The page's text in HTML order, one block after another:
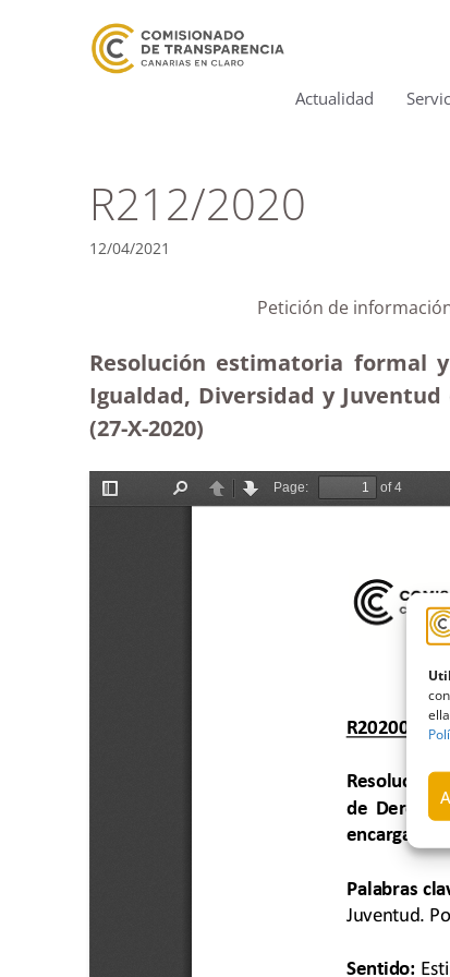
Actualidad
R212/2020
12/04/2021
Petición de
Resolución estimatoria formal
Igualdad, Diversidad y
(27-X-2020)